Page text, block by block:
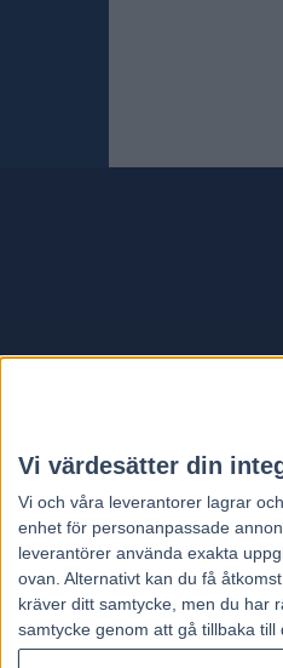
Vi värdesätter din
Vi och våra leverantorer lagrar
enhet för personanpassade
leverantörer använda exakta
ovan. Alternativt kan du få
kräver ditt samtycke, men du har
samtycke genom att gå tillbaka